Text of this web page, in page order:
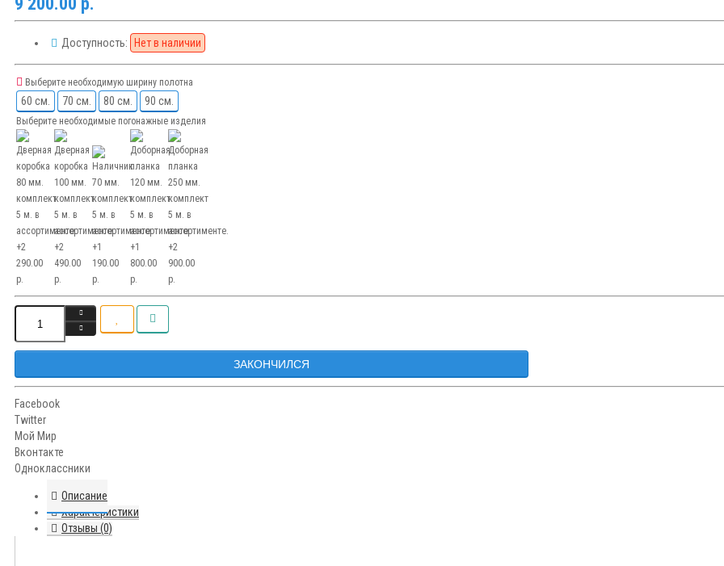
Доступность: Нет в наличии
Выберите необходимую ширину полотна
60 см. 70 см. 80 см. 90 см.
Выберите необходимые погонажные изделия
ЗАКОНЧИЛСЯ
Facebook
Twitter
Мой Мир
Вконтакте
Одноклассники
Описание
Характеристики
Отзывы (0)